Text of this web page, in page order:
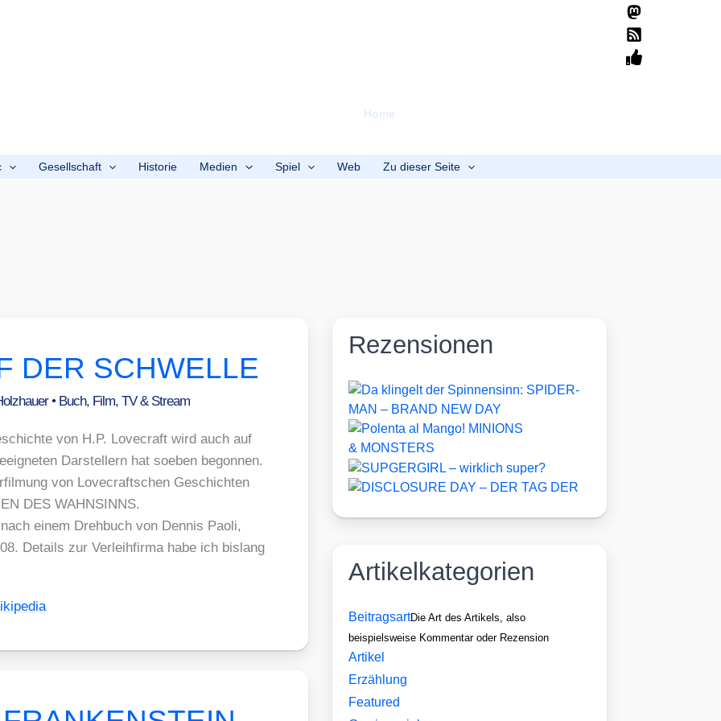
Home
Gesellschaft Historie Medien Spiel Web Zu dieser Seite
DER SCHWELLE
• Buch, Film, TV & Stream
von H.P. Love­craft wird auch auf
Dar­stel­lern hat soeben begon­nen.
von Love­craft­schen Geschich­ten
DES WAHNSINNS.
einem Dreh­buch von Den­nis Pao­li,
Details zur Ver­leih­fir­ma habe ich bis­lang
Rezensionen
Artikelkategorien
BeitragsartDie Art des Artikels, also
beispielsweise Kommentar oder Rezension
Artikel
Erzählung
Featured